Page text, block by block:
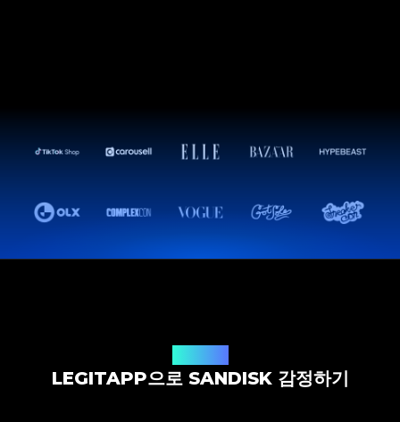
LEGITAPP으로 SANDISK 감정하기